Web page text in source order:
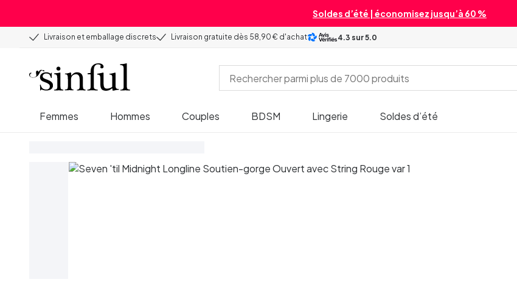
Soldes d’été | économisez jusqu’à 60 %
Livraison et emballage discrets Livraison gratuite dès 58,90 € d'achat 4.3 sur 5.0
Femmes Hommes Couples BDSM Lingerie Soldes d’été